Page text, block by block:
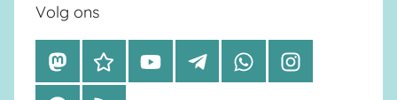
Volg ons
M
a
B
l
Y
o
T
e
W
h
I
n